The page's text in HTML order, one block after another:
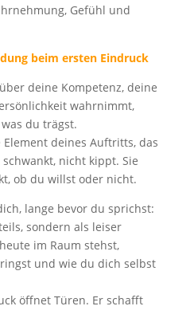
Gefühl und
beim ersten Eindruck
deine Kompetenz, deine
wahrnimmt,
du trägst.
deines Auftritts, das
nicht kippt. Sie
ob du willst oder nicht.
lange bevor du sprichst:
sondern als leiser
im Raum stehst,
und wie du dich selbst
öffnet Türen. Er schafft